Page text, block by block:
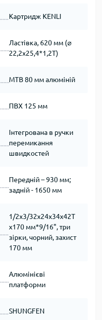
Картридж KENLI
Ластівка, 620 мм (⌀
22,2х25,4*1,2Т)
МТВ 80 мм алюміній
ПВХ 125 мм
Інтегрована в ручки
перемикання
швидкостей
Передній – 930 мм;
задній - 1650 мм
1/2х3/32х24х34х42T
х170 мм*9/16", три
зірки, чорний, захист
170 мм
Алюмінієві
платформи
SHUNGFEN